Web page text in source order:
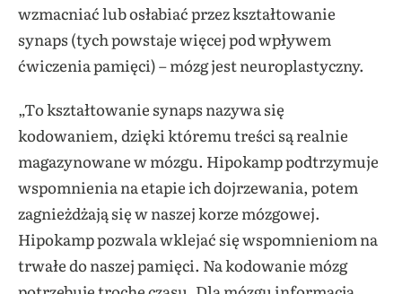
wzmacniać lub osłabiać przez kształtowanie
synaps (tych powstaje więcej pod wpływem
ćwiczenia pamięci) – mózg jest neuroplastyczny.
„To kształtowanie synaps nazywa się
kodowaniem, dzięki któremu treści są realnie
magazynowane w mózgu. Hipokamp podtrzymuje
wspomnienia na etapie ich dojrzewania, potem
zagnieżdżają się w naszej korze mózgowej.
Hipokamp pozwala wklejać się wspomnieniom na
trwałe do naszej pamięci. Na kodowanie mózg